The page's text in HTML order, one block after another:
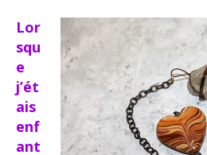
Lor
squ
e
j’ét
ais
enf
ant